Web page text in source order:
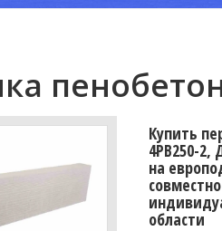
Купить
4PB250-2,
на
области